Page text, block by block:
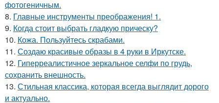
фотогеничным.
8. Главные инструменты преображения! 1.
9. Когда стоит выбрать гладкую прическу?
10. Кожа. Пользуйтесь скрабами.
11. Создаю красивые образы в 4 руки в Иркутске.
12. Гиперреалистичное зеркальное селфи по грудь,
сохранить внешность.
13. Стильная классика, которая всегда выглядит дорого
и актуально.